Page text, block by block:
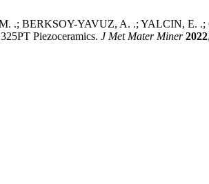
BERKSOY-YAVUZ, A. .; YALCIN, E. .;
Piezoceramics. J Met Mater Miner 2022